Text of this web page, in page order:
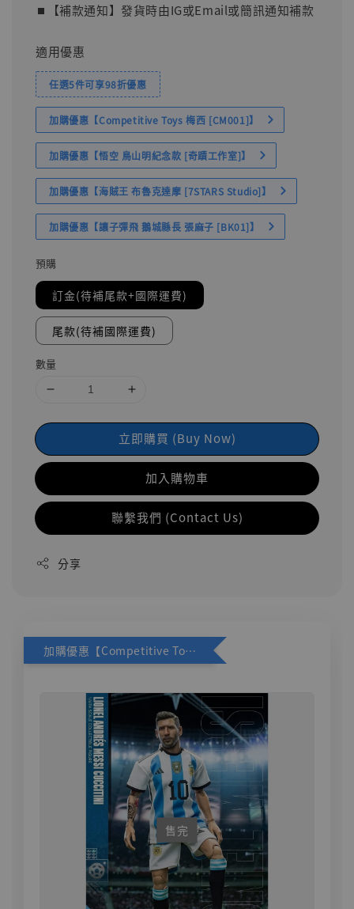
⏹︎【補款通知】發貨時由IG或Email或簡訊通知補款
適用優惠
任選5件可享98折優惠
加購優惠【Competitive Toys 梅西 [CM001]】
加購優惠【悟空 鳥山明紀念款 [奇蹟工作室]】
加購優惠【海賊王 布魯克達摩 [7STARS Studio]】
加購優惠【讓子彈飛 鵝城縣長 張麻子 [BK01]】
預購
訂金(待補尾款+國際運費)
尾款(待補國際運費)
數量
立即購買 (Buy Now)
加入購物車
聯繫我們 (Contact Us)
分享
加購優惠【Competitive Toys 梅西 [CM001]】
售完